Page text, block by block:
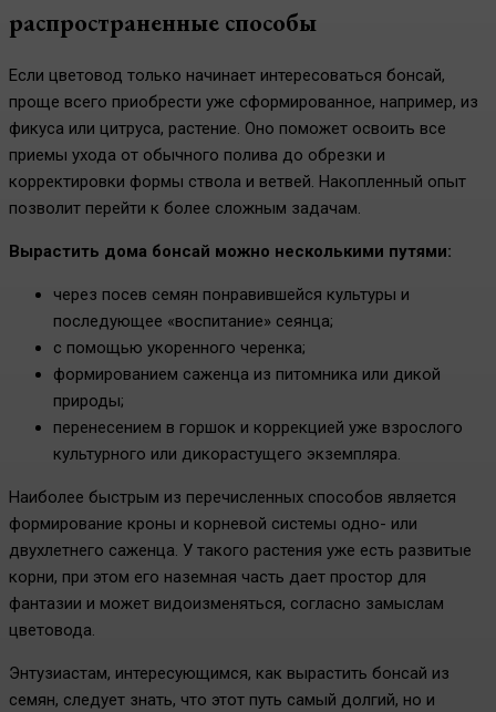
распространенные способы
Если цветовод только начинает интересоваться бонсай,
проще всего приобрести уже сформированное, например, из
фикуса или цитруса, растение. Оно поможет освоить все
приемы ухода от обычного полива до обрезки и
корректировки формы ствола и ветвей. Накопленный опыт
позволит перейти к более сложным задачам.
Вырастить дома бонсай можно несколькими путями:
через посев семян понравившейся культуры и
последующее «воспитание» сеянца;
с помощью укоренного черенка;
формированием саженца из питомника или дикой
природы;
перенесением в горшок и коррекцией уже взрослого
культурного или дикорастущего экземпляра.
Наиболее быстрым из перечисленных способов является
формирование кроны и корневой системы одно- или
двухлетнего саженца. У такого растения уже есть развитые
корни, при этом его наземная часть дает простор для
фантазии и может видоизменяться, согласно замыслам
цветовода.
Энтузиастам, интересующимся, как вырастить бонсай из
семян, следует знать, что этот путь самый долгий, но и